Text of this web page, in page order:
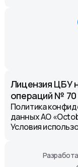
Лицензия ЦБУ
операций № 70
Политика
данных АО
Условия